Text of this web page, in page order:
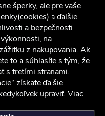
šperky, ale pre vaše
a ďalšie
a bezpečnosti
na
z nakupovania. Ak
to a súhlasíte s tým, že
s tretími stranami.
získate ďalšie
upraviť. Viac
Ochrana osobných údajov